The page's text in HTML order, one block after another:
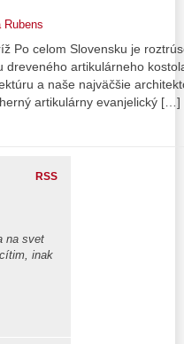
Rubens
Po celom Slovensku je
artikulárneho
a naše najväčšie
artikulárny evanjelický […]
RSS
na svet
inak